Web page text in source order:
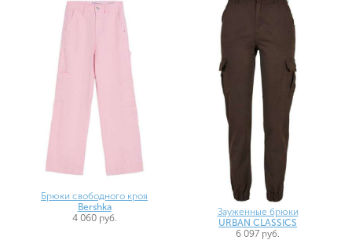
Брюки свободного кроя
Bershka
4 060 руб.
Зауженные брюки
URBAN CLASSICS
6 097 руб.